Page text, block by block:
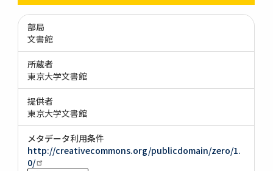
部局
文書館
所蔵者
東京大学文書館
提供者
東京大学文書館
メタデータ利用条件
http://creativecommons.org/publicdomain/zero/1.
0/